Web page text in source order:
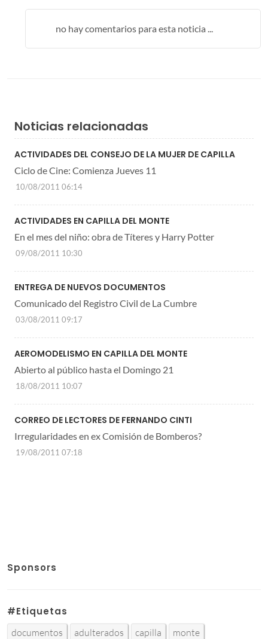
no hay comentarios para esta noticia ...
Noticias relacionadas
ACTIVIDADES DEL CONSEJO DE LA MUJER DE CAPILLA
Ciclo de Cine: Comienza Jueves 11
10/08/2011 06:14
ACTIVIDADES EN CAPILLA DEL MONTE
En el mes del niño: obra de Títeres y Harry Potter
09/08/2011 10:30
ENTREGA DE NUEVOS DOCUMENTOS
Comunicado del Registro Civil de La Cumbre
03/08/2011 09:17
AEROMODELISMO EN CAPILLA DEL MONTE
Abierto al público hasta el Domingo 21
18/08/2011 10:07
CORREO DE LECTORES DE FERNANDO CINTI
Irregularidades en ex Comisión de Bomberos?
19/08/2011 07:18
Sponsors
#Etiquetas
documentos adulterados capilla monte